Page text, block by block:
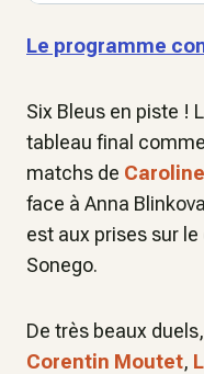
Le programme
Six Bleus en piste !
tableau final
matchs de
face à Anna
est aux prises sur
Sonego.
De très beaux
Corentin Moutet,